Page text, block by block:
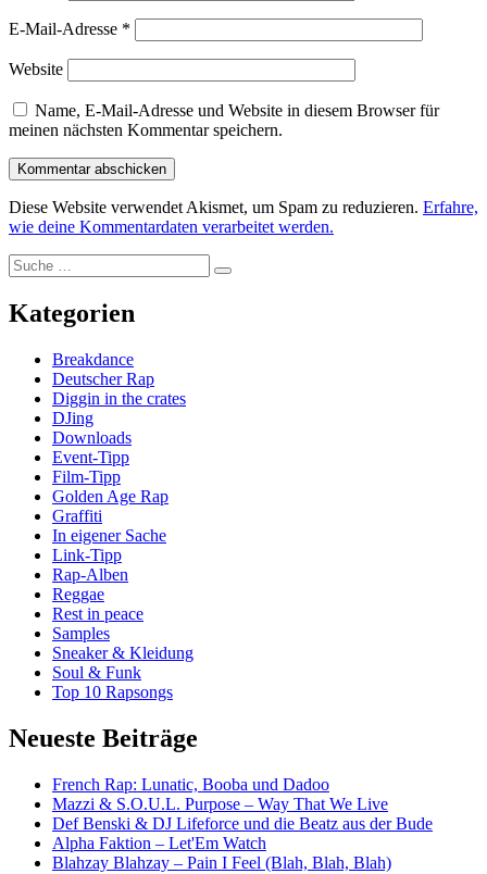
E-Mail-Adresse *
Website
Name, E-Mail-Adresse und Website in diesem Browser für
meinen nächsten Kommentar speichern.
Diese Website verwendet Akismet, um Spam zu reduzieren. Erfahre,
wie deine Kommentardaten verarbeitet werden.
Suche
nach:
Suche
Kategorien
Breakdance
Deutscher Rap
Diggin in the crates
DJing
Downloads
Event-Tipp
Film-Tipp
Golden Age Rap
Graffiti
In eigener Sache
Link-Tipp
Rap-Alben
Reggae
Rest in peace
Samples
Sneaker & Kleidung
Soul & Funk
Top 10 Rapsongs
Neueste Beiträge
French Rap: Lunatic, Booba und Dadoo
Mazzi & S.O.U.L. Purpose – Way That We Live
Def Benski & DJ Lifeforce und die Beatz aus der Bude
Alpha Faktion – Let'Em Watch
Blahzay Blahzay – Pain I Feel (Blah, Blah, Blah)